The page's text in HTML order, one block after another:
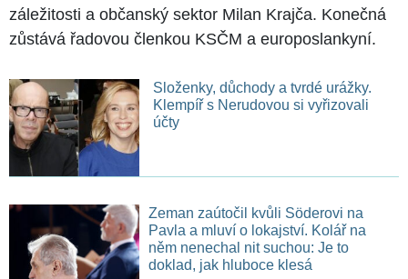
záležitosti a občanský sektor Milan Krajča. Konečná
zůstává řadovou členkou KSČM a europoslankyní.
Složenky, důchody a tvrdé urážky.
Klempíř s Nerudovou si vyřizovali
účty
Zeman zaútočil kvůli Söderovi na
Pavla a mluví o lokajství. Kolář na
něm nenechal nit suchou: Je to
doklad, jak hluboce klesá